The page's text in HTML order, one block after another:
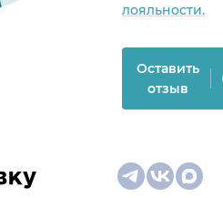
лояльности.
Оставить
отзыв